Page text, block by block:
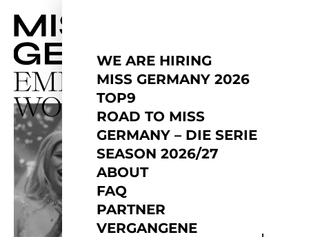
WE ARE HIRING
MISS GERMANY 2026
TOP9
ROAD TO MISS
GERMANY – DIE SERIE
SEASON 2026/27
ABOUT
FAQ
PARTNER
VERGANGENE